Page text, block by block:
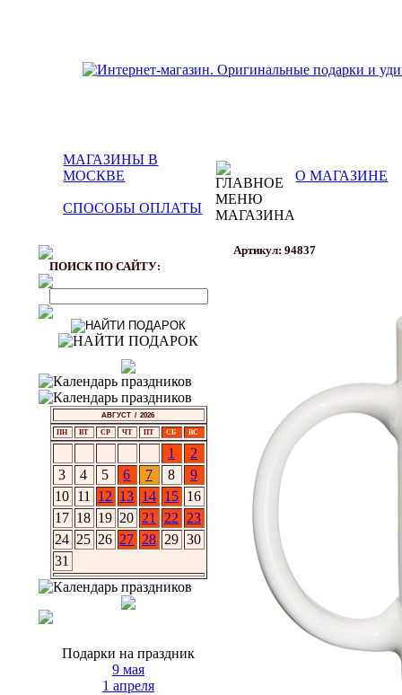
МАГАЗИНЫ В
МОСКВЕ
О МАГАЗИНЕ
СПОСОБЫ ОПЛАТЫ
ПОИСК ПО САЙТУ:
АВГУСТ / 2026
ПН ВТ СР ЧТ ПТ СБ ВС
1
2
3
4 5 6 7 8
9
10 11 12 13 14 15 16
17 18 19 20 21 22
23
24 25 26 27 28 29 30
31
Подарки на праздник
9 мая
1 апреля
Артикул: 94837